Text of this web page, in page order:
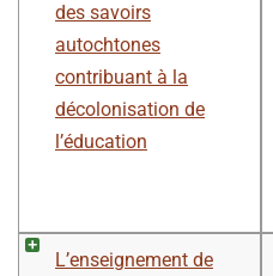
des savoirs
autochtones
contribuant à la
décolonisation de
l’éducation
L’enseignement de